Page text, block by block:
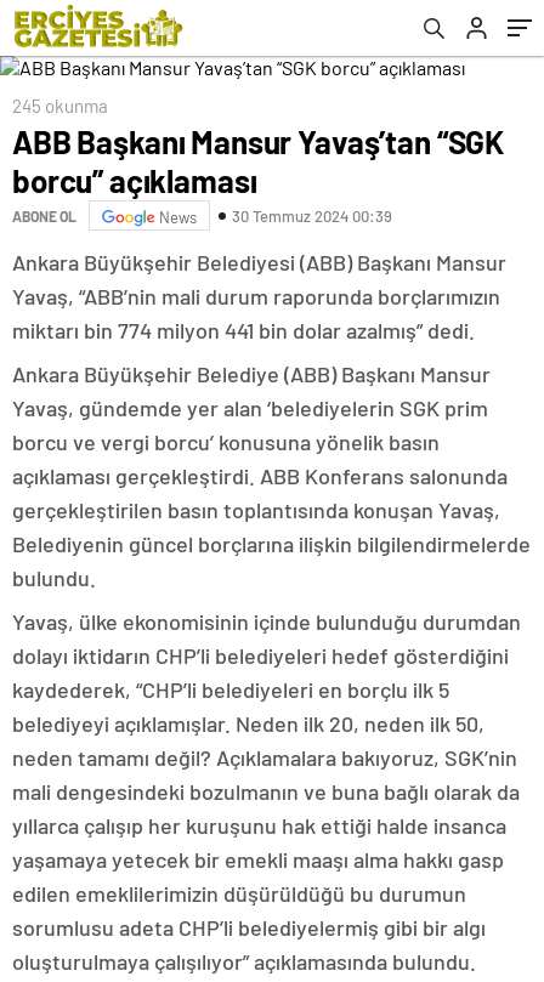
245 okunma
ABB Başkanı Mansur Yavaş’tan “SGK
borcu” açıklaması
ABONE OL News 30 Temmuz 2024 00:39
Ankara Büyükşehir Belediyesi (ABB) Başkanı Mansur
Yavaş, “ABB’nin mali durum raporunda borçlarımızın
miktarı bin 774 milyon 441 bin dolar azalmış” dedi.
Ankara Büyükşehir Belediye (ABB) Başkanı Mansur
Yavaş, gündemde yer alan ‘belediyelerin SGK prim
borcu ve vergi borcu’ konusuna yönelik basın
açıklaması gerçekleştirdi. ABB Konferans salonunda
gerçekleştirilen basın toplantısında konuşan Yavaş,
Belediyenin güncel borçlarına ilişkin bilgilendirmelerde
bulundu.
Yavaş, ülke ekonomisinin içinde bulunduğu durumdan
dolayı iktidarın CHP’li belediyeleri hedef gösterdiğini
kaydederek, “CHP’li belediyeleri en borçlu ilk 5
belediyeyi açıklamışlar. Neden ilk 20, neden ilk 50,
neden tamamı değil? Açıklamalara bakıyoruz, SGK’nin
mali dengesindeki bozulmanın ve buna bağlı olarak da
yıllarca çalışıp her kuruşunu hak ettiği halde insanca
yaşamaya yetecek bir emekli maaşı alma hakkı gasp
edilen emeklilerimizin düşürüldüğü bu durumun
sorumlusu adeta CHP’li belediyelermiş gibi bir algı
oluşturulmaya çalışılıyor” açıklamasında bulundu.